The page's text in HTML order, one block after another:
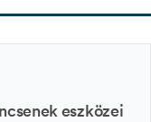
eszközei